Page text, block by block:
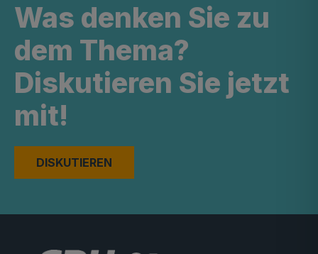
Was denken Sie zu
dem Thema?
Diskutieren Sie jetzt
mit!
DISKUTIEREN